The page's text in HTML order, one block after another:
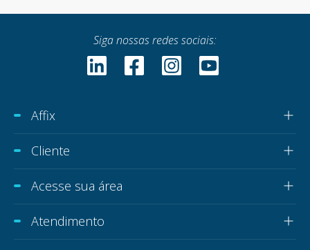
Siga nossas redes sociais:
Affix
Cliente
Acesse sua área
Atendimento